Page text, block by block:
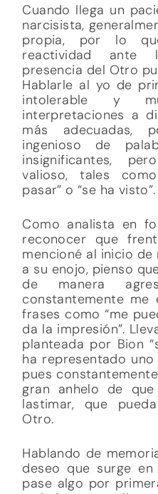
Cuando llega un
narcisista,
propia, por lo
reactividad ante
presencia del Otro
Hablarle al yo de
intolerable y
interpretaciones a
más adecuadas,
ingenioso de
insignificantes,
valioso, tales
pasar” o “se ha visto”.
Como analista en
reconocer que
mencioné al inicio
a su enojo, pienso
de manera
constantemente me
frases como “me
da la impresión”.
planteada por Bion
ha representado
pues
gran anhelo de
lastimar, que
Otro.
Hablando de
deseo que surge
pase algo por